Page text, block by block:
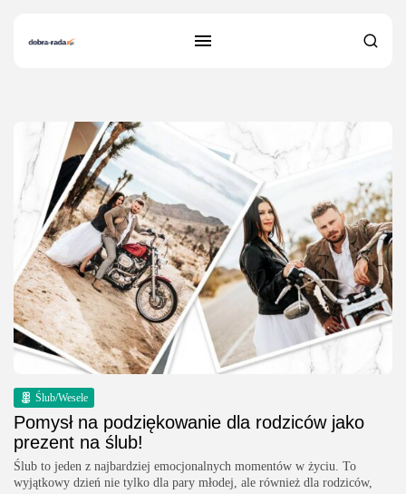
8 results found
Ślub/Wesele
Pomysł na podziękowanie dla rodziców jako
prezent na ślub!
Ślub to jeden z najbardziej emocjonalnych momentów w życiu. To
wyjątkowy dzień nie tylko dla pary młodej, ale również dla rodziców,